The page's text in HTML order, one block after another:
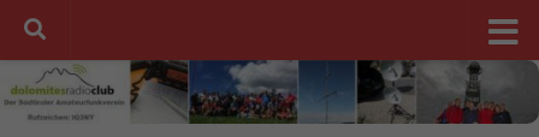
Unter dem Inhalt